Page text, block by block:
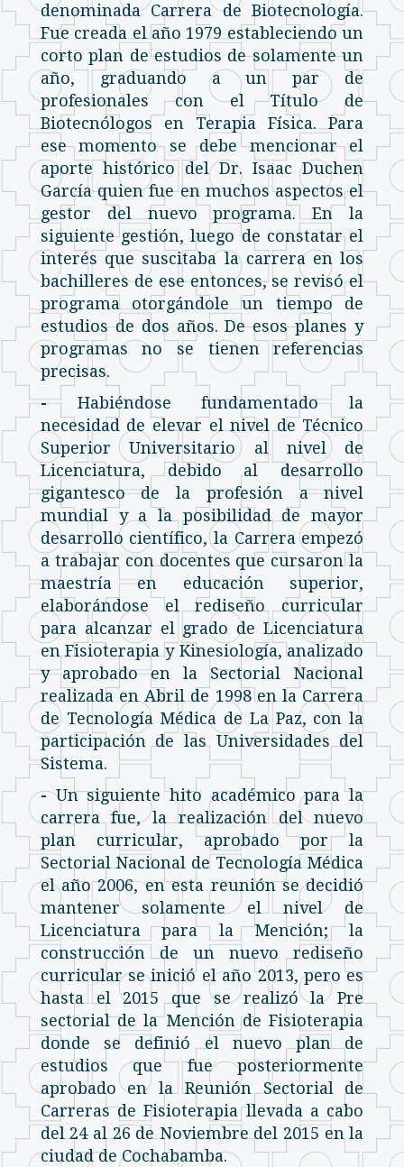
denominada Carrera de Biotecnología.
Fue creada el año 1979 estableciendo un
corto plan de estudios de solamente un
año, graduando a un par de
profesionales con el Título de
Biotecnólogos en Terapia Física. Para
ese momento se debe mencionar el
aporte histórico del Dr. Isaac Duchen
García quien fue en muchos aspectos el
gestor del nuevo programa. En la
siguiente gestión, luego de constatar el
interés que suscitaba la carrera en los
bachilleres de ese entonces, se revisó el
programa otorgándole un tiempo de
estudios de dos años. De esos planes y
programas no se tienen referencias
precisas.
-Habiéndose fundamentado la
necesidad de elevar el nivel de Técnico
Superior Universitario al nivel de
Licenciatura, debido al desarrollo
gigantesco de la profesión a nivel
mundial y a la posibilidad de mayor
desarrollo científico, la Carrera empezó
a trabajar con docentes que cursaron la
maestría en educación superior,
elaborándose el rediseño curricular
para alcanzar el grado de Licenciatura
en Fisioterapia y Kinesiología, analizado
y aprobado en la Sectorial Nacional
realizada en Abril de 1998 en la Carrera
de Tecnología Médica de La Paz, con la
participación de las Universidades del
Sistema.
-Un siguiente hito académico para la
carrera fue, la realización del nuevo
plan curricular, aprobado por la
Sectorial Nacional de Tecnología Médica
el año 2006, en esta reunión se decidió
mantener solamente el nivel de
Licenciatura para la Mención; la
construcción de un nuevo rediseño
curricular se inició el año 2013, pero es
hasta el 2015 que se realizó la Pre
sectorial de la Mención de Fisioterapia
donde se definió el nuevo plan de
estudios que fue posteriormente
aprobado en la Reunión Sectorial de
Carreras de Fisioterapia llevada a cabo
del 24 al 26 de Noviembre del 2015 en la
ciudad de Cochabamba.